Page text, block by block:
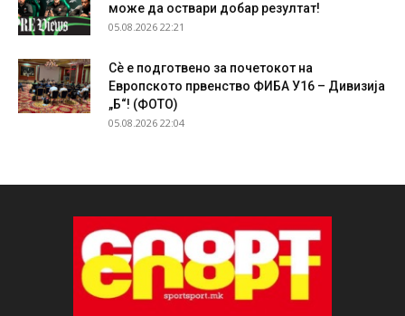
може да оствари добар резултат!
05.08.2026 22:21
Сѐ е подготвено за почетокот на
Европското првенство ФИБА У16 – Дивизија
„Б“! (ФОТО)
05.08.2026 22:04